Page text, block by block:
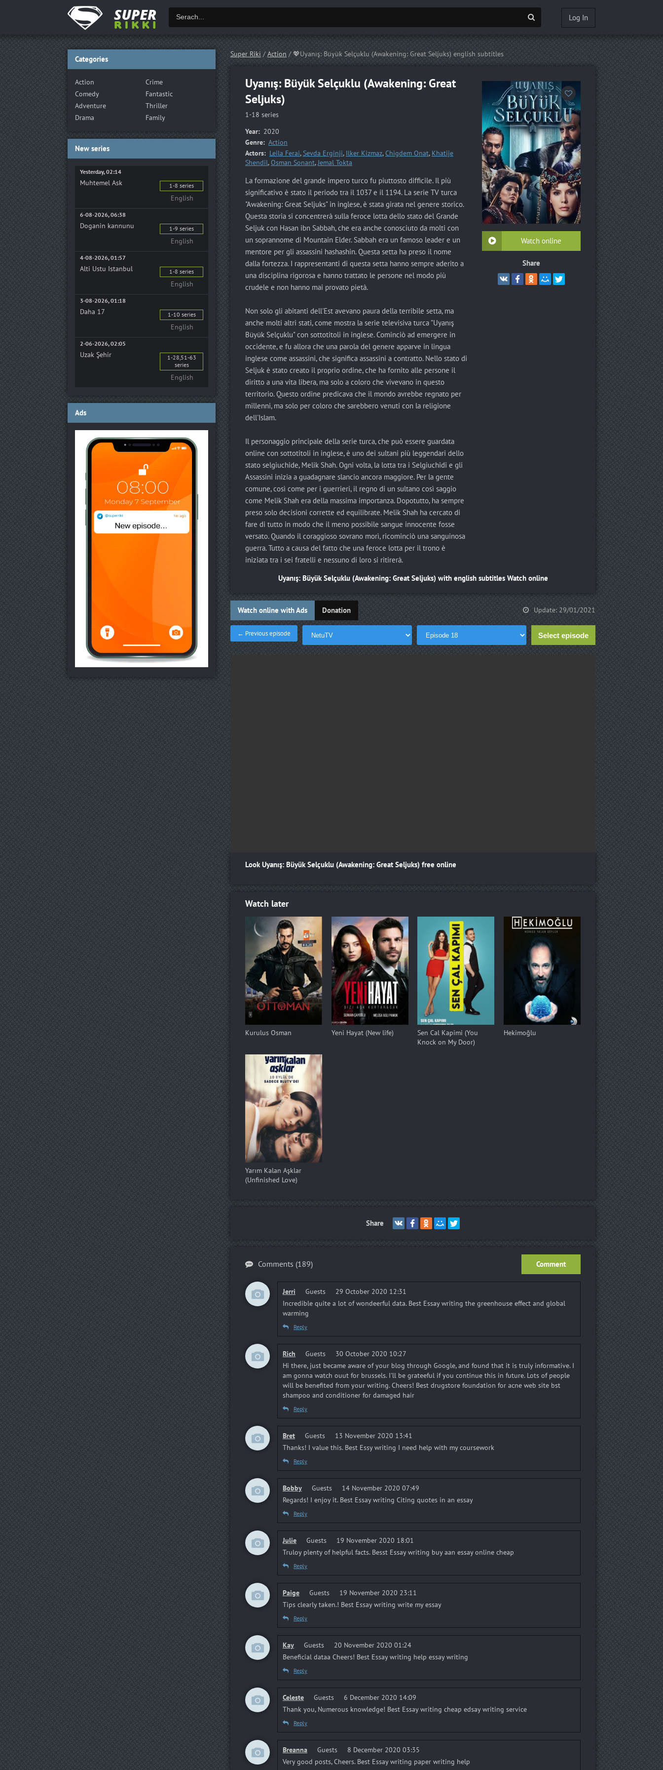
Log In
Super Riki/Action/ 💖Uyanış: Büyük Selçuklu (Awakening: Great Seljuks) english subtitles
Uyanış: Büyük Selçuklu (Awakening: Great
Seljuks)
1-18 series
Year: 2020
Genre: Action
Actors: Leila Ferai, Sevda Erginji, Ilker Kizmaz,Chigdem Onat, Khatije
Shendil,Osman Sonant,Jemal Tokta
La formazione del grande impero turco fu piuttosto difficile. Il più
significativo è stato il periodo tra il 1037 e il 1194. La serie TV turca
"Awakening: Great Seljuks" in inglese, è stata girata nel genere storico.
Questa storia si concentrerà sulla feroce lotta dello stato del Grande
Seljuk con Hasan ibn Sabbah, che era anche conosciuto da molti con
un soprannome di Mountain Elder. Sabbah era un famoso leader e un
mentore per gli assassini hashashin. Questa setta ha preso il nome
dalla fortezza. I rappresentanti di questa setta hanno sempre aderito a
una disciplina rigorosa e hanno trattato le persone nel modo più
crudele e non hanno mai provato pietà.
Non solo gli abitanti dell'Est avevano paura della terribile setta, ma
anche molti altri stati, come mostra la serie televisiva turca "Uyanış
Büyük Selçuklu" con sottotitoli in inglese. Cominciò ad emergere in
occidente, e fu allora che una parola del genere apparve in lingua
inglese come assassini, che significa assassini a contratto. Nello stato di
Seljuk è stato creato il proprio ordine, che ha fornito alle persone il
diritto a una vita libera, ma solo a coloro che vivevano in questo
territorio. Questo ordine predicava che il mondo avrebbe regnato per
millenni, ma solo per coloro che sarebbero venuti con la religione
dell'Islam.
Il personaggio principale della serie turca, che può essere guardata
online con sottotitoli in inglese, è uno dei sultani più leggendari dello
stato selgiuchide, Melik Shah. Ogni volta, la lotta tra i Selgiuchidi e gli
Assassini inizia a guadagnare slancio ancora maggiore. Per la gente
comune, così come per i guerrieri, il regno di un sultano così saggio
come Melik Shah era della massima importanza. Dopotutto, ha sempre
preso solo decisioni corrette ed equilibrate. Melik Shah ha cercato di
fare di tutto in modo che il meno possibile sangue innocente fosse
versato. Quando il coraggioso sovrano morì, ricominciò una sanguinosa
guerra. Tutto a causa del fatto che una feroce lotta per il trono è
iniziata tra i sei fratelli e nessuno di loro si ritirerà.
Watch online
Share
Uyanış: Büyük Selçuklu (Awakening: Great Seljuks) with english subtitles Watch online
Watch online with Ads Donation
← Previous episode Select episode
Update: 29/01/2021
Look Uyanış: Büyük Selçuklu (Awakening: Great Seljuks) free online
Watch later
Kurulus Osman Yeni Hayat (New life)
Sen Cal Kapimi (You
Knock on My Door)
Hekimoğlu
Yarım Kalan Aşklar
(Unfinished Love)
Share
Comments (189) Comment
Jerri Guests
29 October 2020 12:31
Incredible quite a lot of wondeerful data. Best Essay writing the greenhouse effect and global
warming
Reply
Rich Guests
30 October 2020 10:27
Hi there, just became aware of your blog through Google, and found that it is truly informative. I
am gonna watch ouut for brussels. I'll be grateeful if you continue this in future. Lots of people
will be benefited from your writing. Cheers! Best drugstore foundation for acne web site bst
shampoo and conditioner for damaged hair
Reply
Bret Guests
13 November 2020 13:41
Thanks! I value this. Best Essy writing I need help with my coursework
Reply
Bobby Guests
14 November 2020 07:49
Regards! I enjoy it. Best Essay writing Citing quotes in an essay
Reply
Julie Guests
19 November 2020 18:01
Truloy plenty of helpful facts. Besst Essay writing buy aan essay online cheap
Reply
Paige Guests
19 November 2020 23:11
Tips clearly taken.! Best Essay writing write my essay
Reply
Kay Guests
20 November 2020 01:24
Beneficial dataa Cheers! Best Essay writing help essay writing
Reply
Celeste Guests
6 December 2020 14:09
Thank you, Numerous knowledge! Best Essay writing cheap edsay writing service
Reply
Breanna Guests
8 December 2020 03:35
Very good posts, Cheers. Best Essay writing paper writing help
Categories
Action
Crime
Comedy
Fantastic
Adventure
Thriller
Drama
Family
New series
Yesterday, 02:14
Muhtemel Ask 1-8 series
English
6-08-2026, 06:38
Doganin kannunu 1-9 series
English
4-08-2026, 01:57
Alti Ustu Istanbul 1-8 series
English
3-08-2026, 01:18
Daha 17 1-10 series
English
2-06-2026, 02:05
Uzak Şehir
1-28,51-63
series
English
Ads